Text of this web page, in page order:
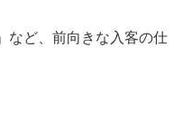
など、前向きな入客の仕